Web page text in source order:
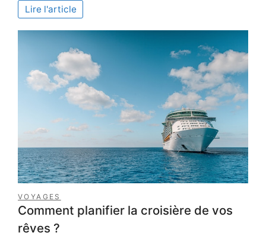
accessoires
Lire l'article
VOYAGES
Comment planifier la croisière de vos
rêves ?